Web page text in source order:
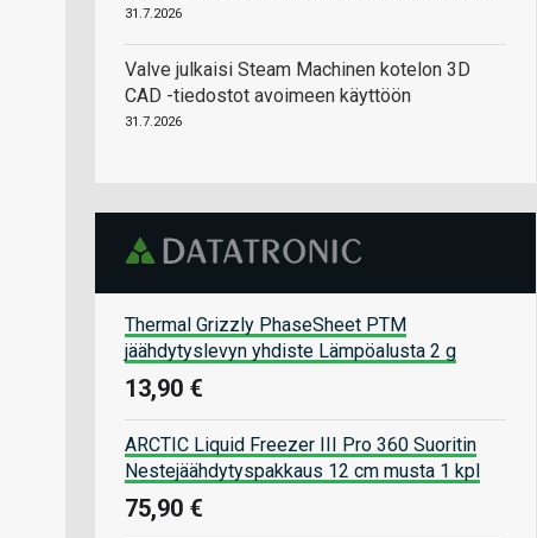
31.7.2026
Valve julkaisi Steam Machinen kotelon 3D
CAD -tiedostot avoimeen käyttöön
31.7.2026
Thermal Grizzly PhaseSheet PTM
jäähdytyslevyn yhdiste Lämpöalusta 2 g
13,90 €
ARCTIC Liquid Freezer III Pro 360 Suoritin
Nestejäähdytyspakkaus 12 cm musta 1 kpl
75,90 €